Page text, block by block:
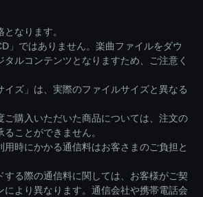
となります。
」ではありません。楽曲ファイルをダウ
タルコンテンツとなりますため、ご注意く
イズ」は、実際のファイルサイズと異なる
ご購入いただいた商品については、注文の
ことができません。
用時にかかる通信料はお客さまのご負担と
する際の通信料に関しては、お客様がご契
により異なります。通信会社や携帯電話会